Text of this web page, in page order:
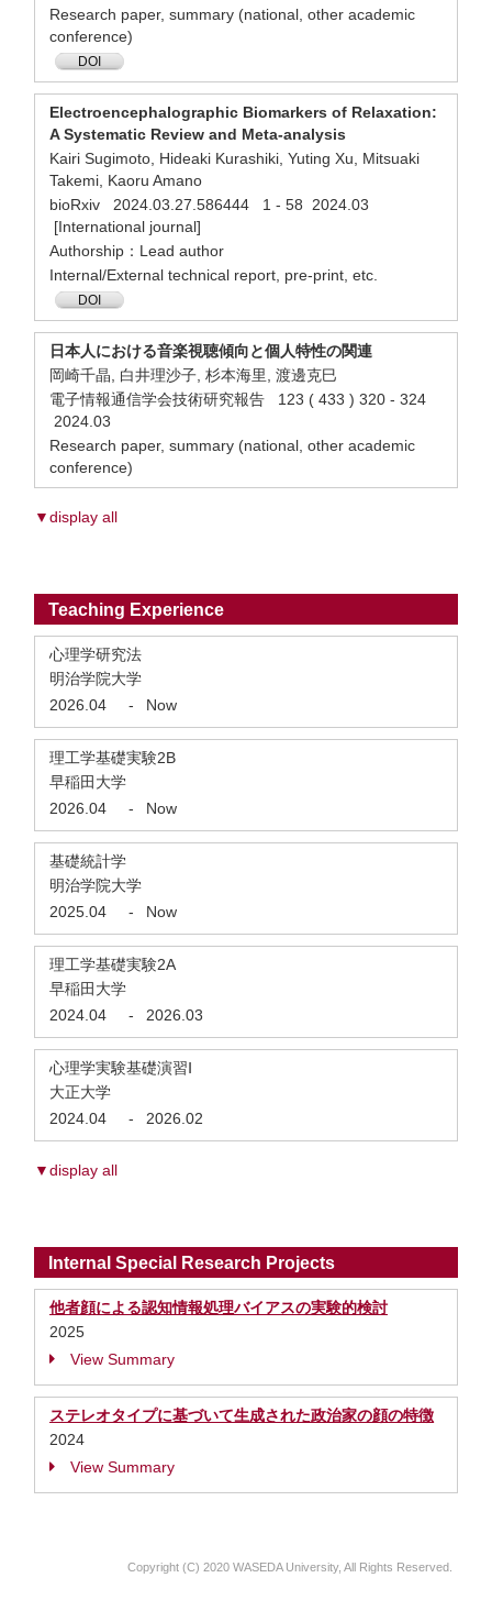
Research paper, summary (national, other academic
conference)
DOI
Electroencephalographic Biomarkers of Relaxation:
A Systematic Review and Meta-analysis
Kairi Sugimoto, Hideaki Kurashiki, Yuting Xu, Mitsuaki
Takemi, Kaoru Amano
bioRxiv 2024.03.27.586444 1 - 58 2024.03
[International journal]
Authorship：Lead author
Internal/External technical report, pre-print, etc.
DOI
日本人における音楽視聴傾向と個人特性の関連
岡崎千晶, 白井理沙子, 杉本海里, 渡邊克巳
電子情報通信学会技術研究報告 123 ( 433 ) 320 - 324
2024.03
Research paper, summary (national, other academic
conference)
▼display all
Teaching Experience
心理学研究法
明治学院大学
2026.04
- Now
理工学基礎実験2B
早稲田大学
2026.04
- Now
基礎統計学
明治学院大学
2025.04
- Now
理工学基礎実験2A
早稲田大学
2024.04
- 2026.03
心理学実験基礎演習Ⅰ
大正大学
2024.04
- 2026.02
▼display all
Internal Special Research Projects
他者顔による認知情報処理バイアスの実験的検討
2025
View Summary
ステレオタイプに基づいて生成された政治家の顔の特徴
2024
View Summary
Copyright (C) 2020 WASEDA University, All Rights Reserved.